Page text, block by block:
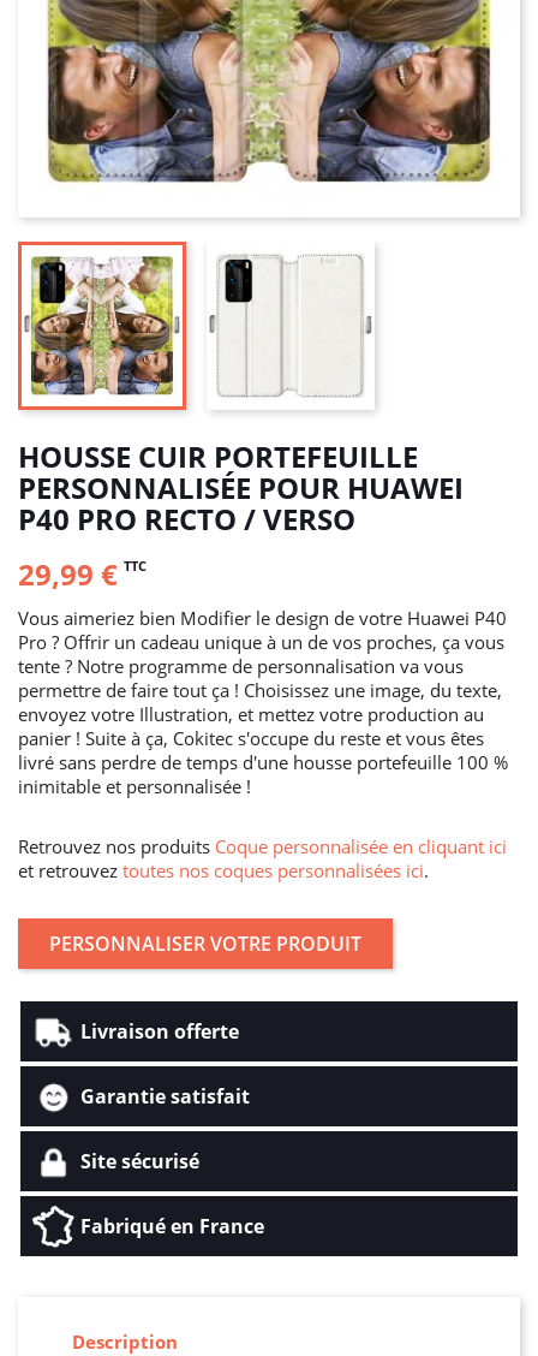
HOUSSE CUIR PORTEFEUILLE
PERSONNALISÉE POUR HUAWEI
P40 PRO RECTO / VERSO
29,99 € TTC
Vous aimeriez bien Modifier le design de votre Huawei P40
Pro ? Offrir un cadeau unique à un de vos proches, ça vous
tente ? Notre programme de personnalisation va vous
permettre de faire tout ça ! Choisissez une image, du texte,
envoyez votre Illustration, et mettez votre production au
panier ! Suite à ça, Cokitec s'occupe du reste et vous êtes
livré sans perdre de temps d'une housse portefeuille 100 %
inimitable et personnalisée !
Retrouvez nos produits Coque personnalisée en cliquant ici
et retrouvez toutes nos coques personnalisées ici.
PERSONNALISER VOTRE PRODUIT
Livraison offerte
Garantie satisfait
Site sécurisé
Fabriqué en France
Description